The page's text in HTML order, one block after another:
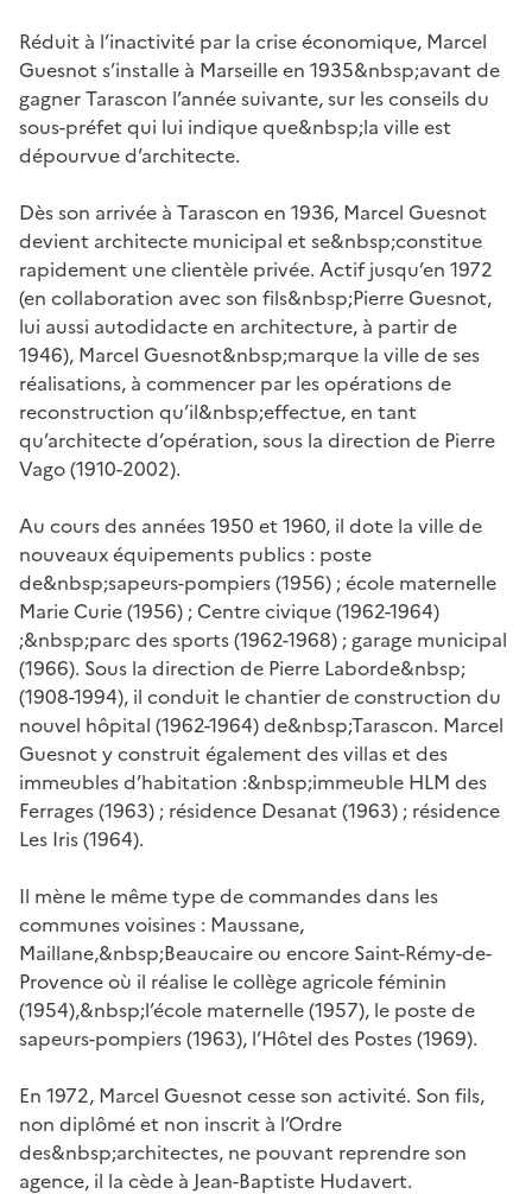
Réduit à l’inactivité par la crise économique, Marcel
Guesnot s’installe à Marseille en 1935&nbsp;avant de
gagner Tarascon l’année suivante, sur les conseils du
sous-préfet qui lui indique que&nbsp;la ville est
dépourvue d’architecte.
Dès son arrivée à Tarascon en 1936, Marcel Guesnot
devient architecte municipal et se&nbsp;constitue
rapidement une clientèle privée. Actif jusqu’en 1972
(en collaboration avec son fils&nbsp;Pierre Guesnot,
lui aussi autodidacte en architecture, à partir de
1946), Marcel Guesnot&nbsp;marque la ville de ses
réalisations, à commencer par les opérations de
reconstruction qu’il&nbsp;effectue, en tant
qu’architecte d’opération, sous la direction de Pierre
Vago (1910-2002).
Au cours des années 1950 et 1960, il dote la ville de
nouveaux équipements publics : poste
de&nbsp;sapeurs-pompiers (1956) ; école maternelle
Marie Curie (1956) ; Centre civique (1962-1964)
;&nbsp;parc des sports (1962-1968) ; garage municipal
(1966). Sous la direction de Pierre Laborde&nbsp;
(1908-1994), il conduit le chantier de construction du
nouvel hôpital (1962-1964) de&nbsp;Tarascon. Marcel
Guesnot y construit également des villas et des
immeubles d’habitation :&nbsp;immeuble HLM des
Ferrages (1963) ; résidence Desanat (1963) ; résidence
Les Iris (1964).
Il mène le même type de commandes dans les
communes voisines : Maussane,
Maillane,&nbsp;Beaucaire ou encore Saint-Rémy-de-
Provence où il réalise le collège agricole féminin
(1954),&nbsp;l’école maternelle (1957), le poste de
sapeurs-pompiers (1963), l’Hôtel des Postes (1969).
En 1972, Marcel Guesnot cesse son activité. Son fils,
non diplômé et non inscrit à l’Ordre
des&nbsp;architectes, ne pouvant reprendre son
agence, il la cède à Jean-Baptiste Hudavert.